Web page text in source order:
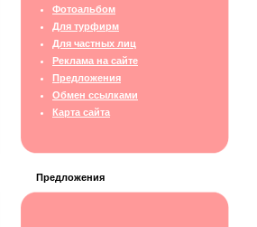
Фотоальбом
Для турфирм
Для частных лиц
Реклама на сайте
Предложения
Обмен ссылками
Карта сайта
Предложения